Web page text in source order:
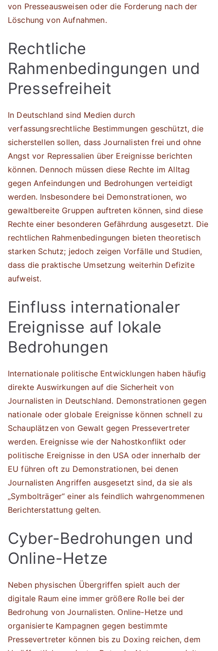
von Presseausweisen oder die Forderung nach der
Löschung von Aufnahmen.
Rechtliche
Rahmenbedingungen und
Pressefreiheit
In Deutschland sind Medien durch
verfassungsrechtliche Bestimmungen geschützt, die
sicherstellen sollen, dass Journalisten frei und ohne
Angst vor Repressalien über Ereignisse berichten
können. Dennoch müssen diese Rechte im Alltag
gegen Anfeindungen und Bedrohungen verteidigt
werden. Insbesondere bei Demonstrationen, wo
gewaltbereite Gruppen auftreten können, sind diese
Rechte einer besonderen Gefährdung ausgesetzt. Die
rechtlichen Rahmenbedingungen bieten theoretisch
starken Schutz; jedoch zeigen Vorfälle und Studien,
dass die praktische Umsetzung weiterhin Defizite
aufweist.
Einfluss internationaler
Ereignisse auf lokale
Bedrohungen
Internationale politische Entwicklungen haben häufig
direkte Auswirkungen auf die Sicherheit von
Journalisten in Deutschland. Demonstrationen gegen
nationale oder globale Ereignisse können schnell zu
Schauplätzen von Gewalt gegen Pressevertreter
werden. Ereignisse wie der Nahostkonflikt oder
politische Ereignisse in den USA oder innerhalb der
EU führen oft zu Demonstrationen, bei denen
Journalisten Angriffen ausgesetzt sind, da sie als
„Symbolträger“ einer als feindlich wahrgenommenen
Berichterstattung gelten.
Cyber-Bedrohungen und
Online-Hetze
Neben physischen Übergriffen spielt auch der
digitale Raum eine immer größere Rolle bei der
Bedrohung von Journalisten. Online-Hetze und
organisierte Kampagnen gegen bestimmte
Pressevertreter können bis zu Doxing reichen, dem